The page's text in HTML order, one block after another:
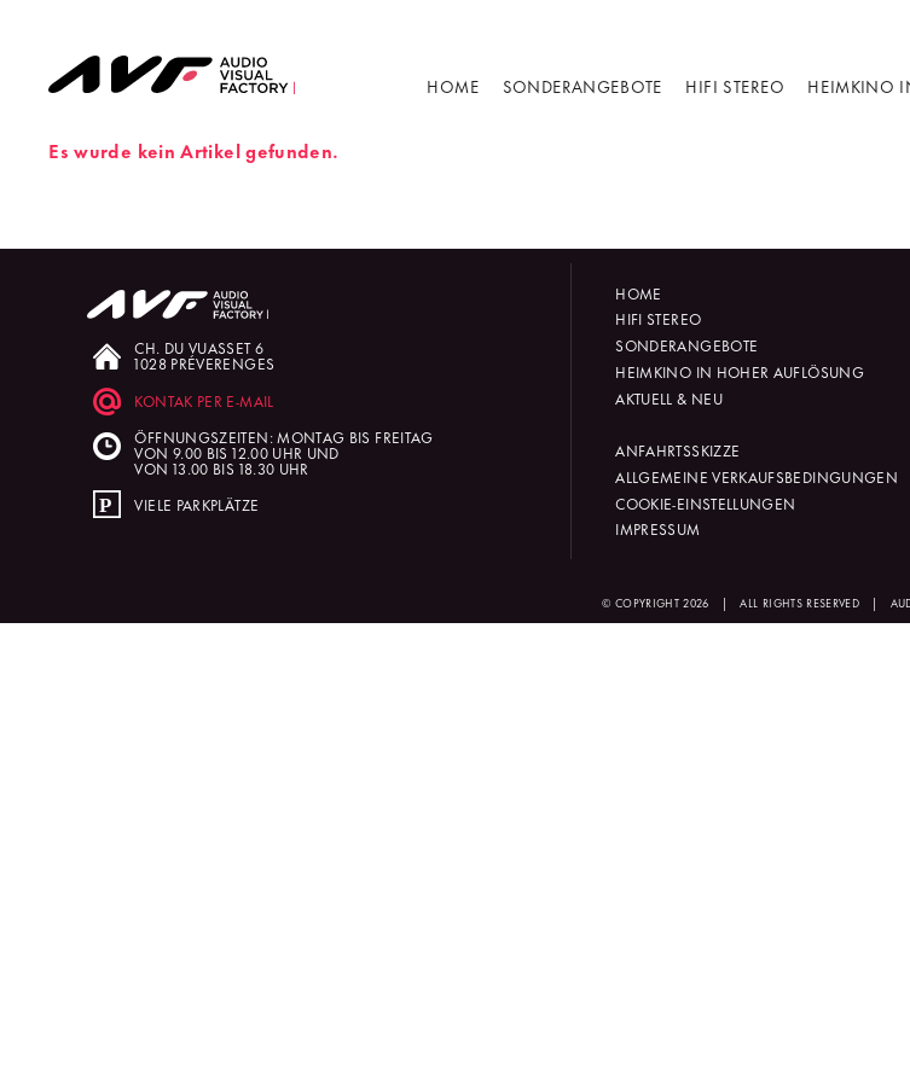
HOME SONDERANGEBOTE HIFI STEREO HEIMKINO
Es wurde kein Artikel gefunden.
CH. DU VUASSET 6
1028 PRÉVERENGES
KONTAK PER E-MAIL
ÖFFNUNGSZEITEN: MONTAG BIS FREITAG
VON 9.00 BIS 12.00 UHR UND
VON 13.00 BIS 18.30 UHR
VIELE PARKPLÄTZE
HOME
HIFI STEREO
SONDERANGEBOTE
HEIMKINO IN HOHER AUFLÖSUNG
AKTUELL & NEU
ANFAHRTSSKIZZE
ALLGEMEINE VERKAUFSBEDINGUNGEN
COOKIE-EINSTELLUNGEN
IMPRESSUM
© COPYRIGHT 2026 | ALL RIGHTS RESERVED |